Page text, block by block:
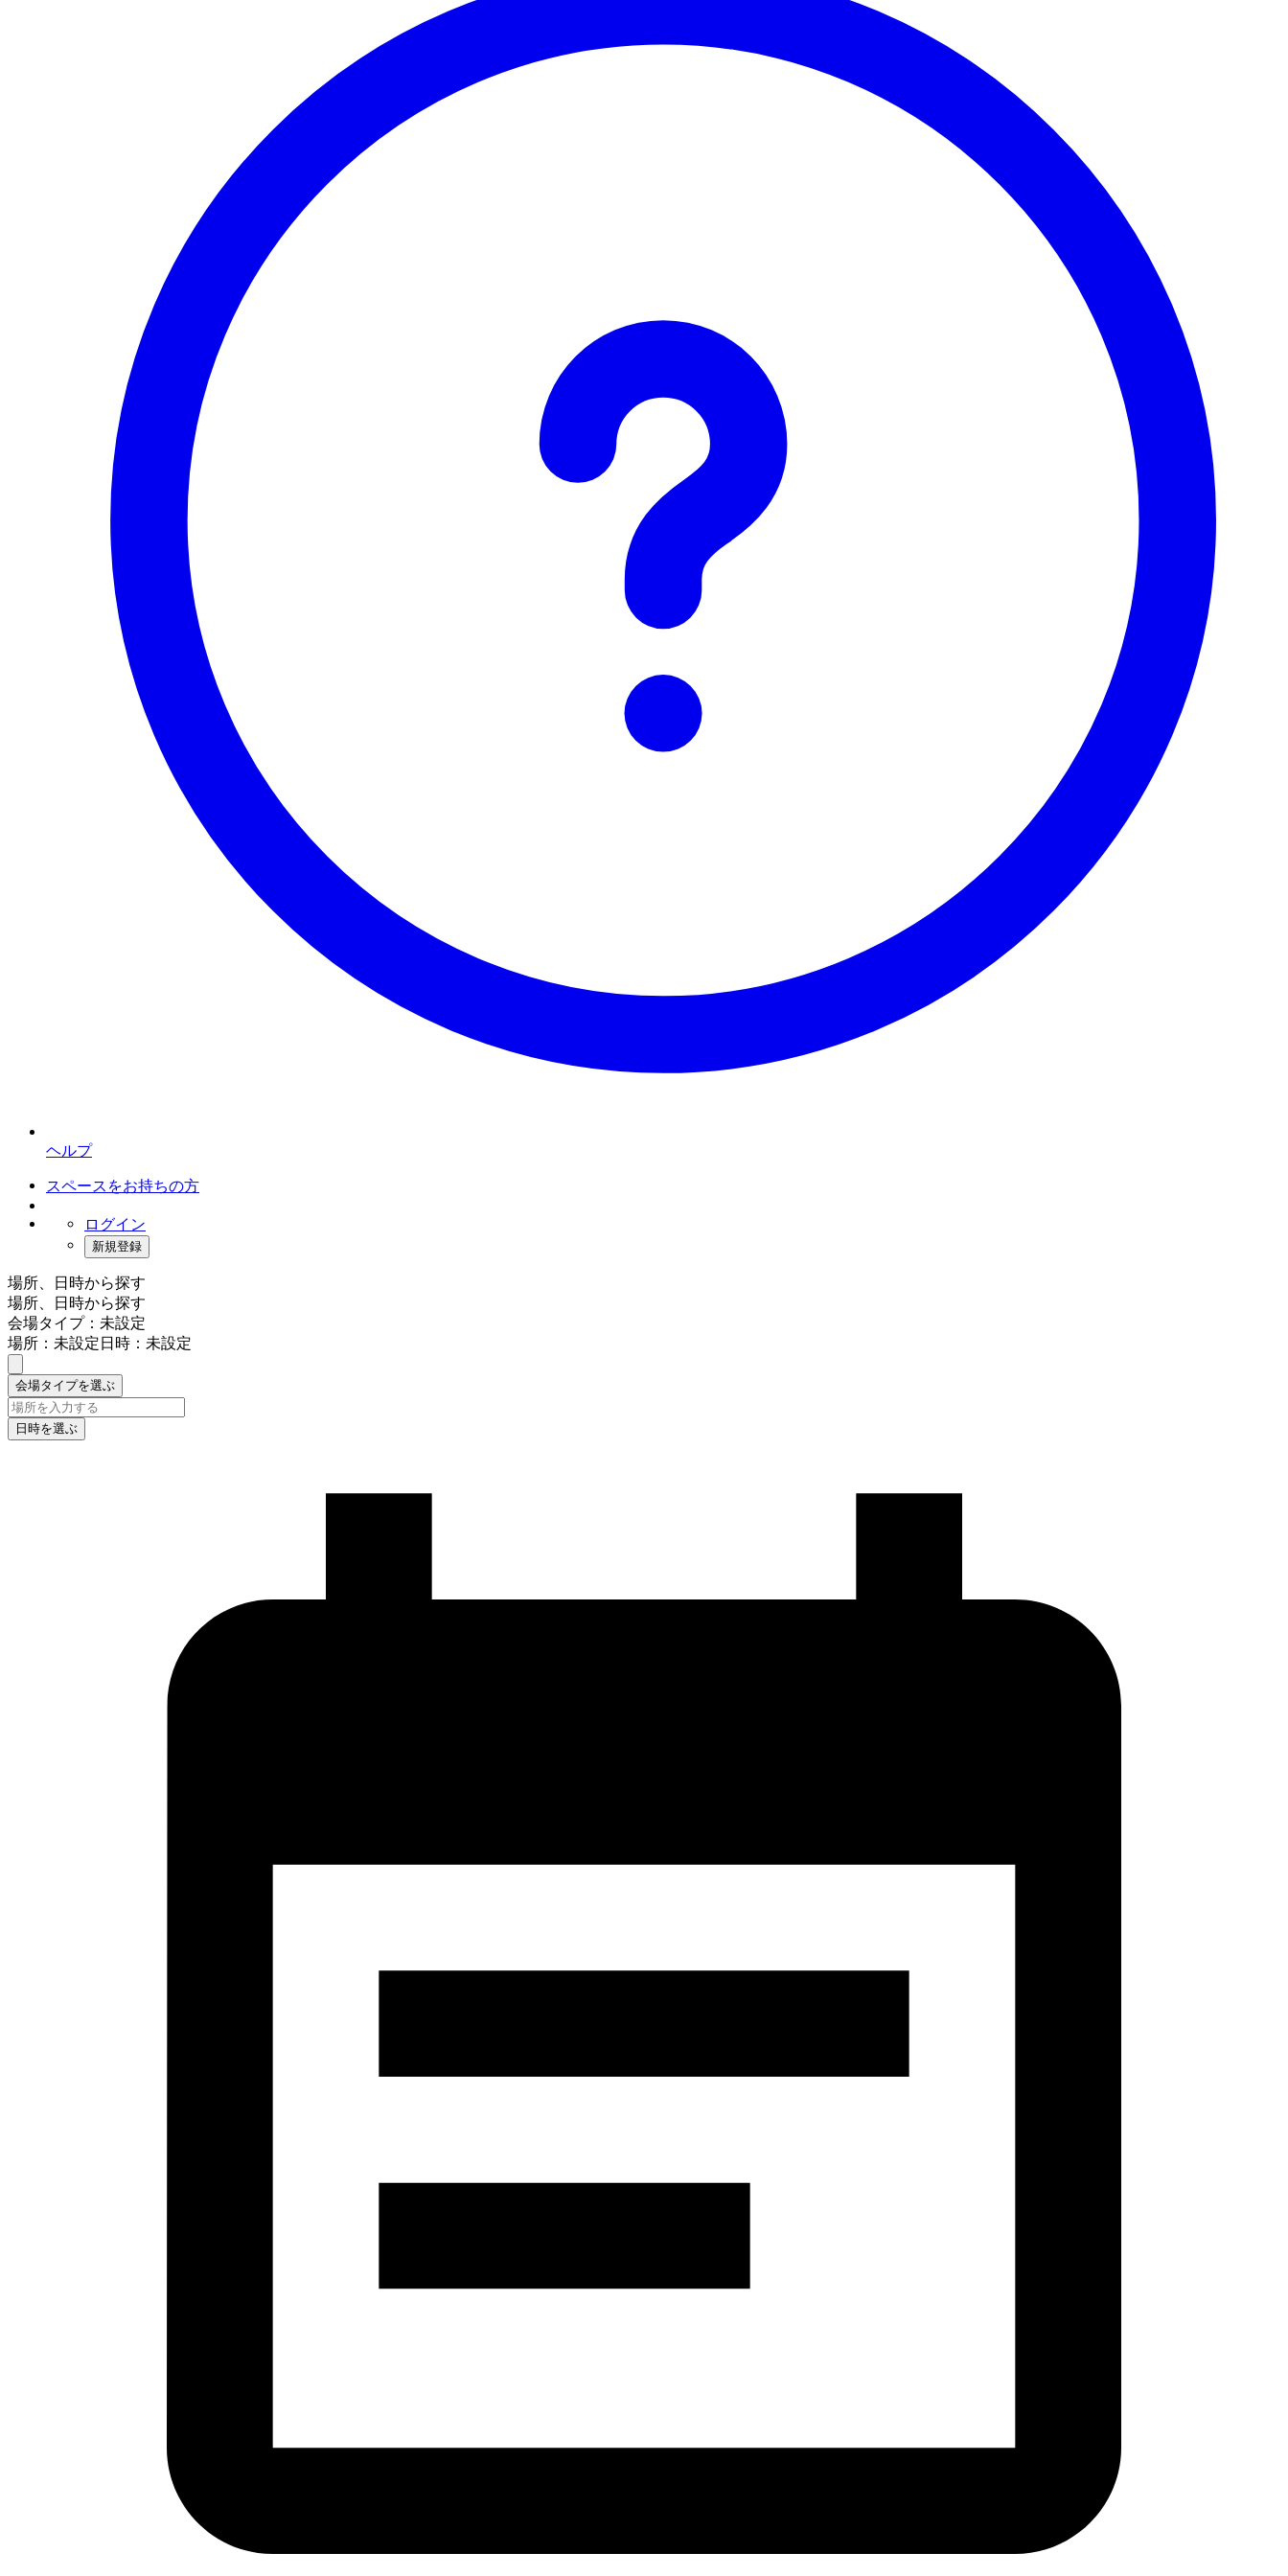
ヘルプ
スペースをお持ちの方
ログイン
新規登録
場所、日時から探す
場所、日時から探す
会場タイプ：未設定
場所：未設定日時：未設定
会場タイプを選ぶ
日時を選ぶ